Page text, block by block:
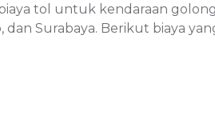
tol untuk kendaraan
Surabaya. Berikut biaya